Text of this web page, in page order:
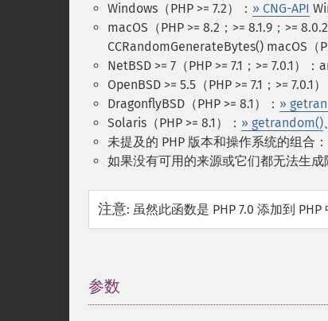
Windows（PHP >= 7.2）： » CNG-API
macOS（PHP >= 8.2；>= 8.1.9；>=
CCRandomGenerateBytes() macOS（
NetBSD >= 7（PHP >= 7.1；>= 7.0.1）
OpenBSD >= 5.5（PHP >= 7.1；>= 7.0.1
DragonflyBSD（PHP >= 8.1）： »
Solaris（PHP >= 8.1）： » getrandom()、
未提及的 PHP 版本和操作系统的组合：
如果没有可用的来源或它们都无法生成
注意: 虽然此函数是 PHP 7.0 添加到
参数